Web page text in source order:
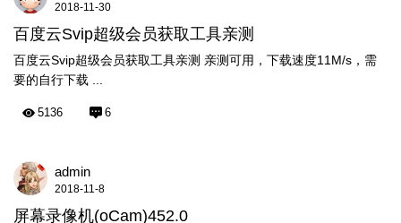
2018-11-30
百度云Svip超级会员获取工具亲测
百度云Svip超级会员获取工具亲测 亲测可用，下载速度11M/s，需
要的自行下载 ...
5136 6
admin
2018-11-8
屏幕录像机(oCam)452.0